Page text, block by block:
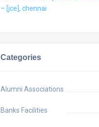
– [jce], chennai
Categories
Alumni Associations
Banks Facilities